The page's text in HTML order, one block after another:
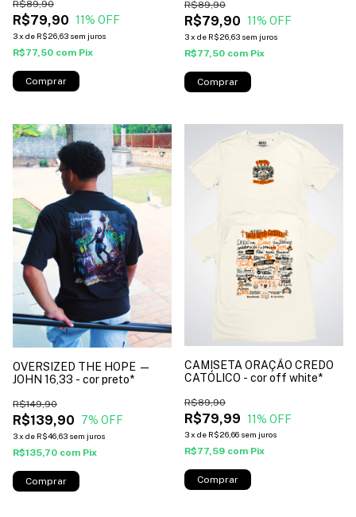
R$79,90
R$89,90
11% OFF
3x de R$26,63 sem juros
R$77,50 com Pix
Comprar
R$79,90
R$89,90
11% OFF
3x de R$26,63 sem juros
R$77,50 com Pix
Comprar
OVERSIZED THE HOPE —
JOHN 16,33 - cor preto*
R$139,90
R$149,90
7% OFF
3x de R$46,63 sem juros
R$135,70 com Pix
Comprar
CAMISETA ORAÇÃO CREDO
CATÓLICO - cor off white*
R$79,99
R$89,90
11% OFF
3x de R$26,66 sem juros
R$77,59 com Pix
Comprar